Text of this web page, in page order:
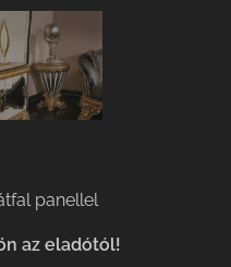
panellel
az eladótól!